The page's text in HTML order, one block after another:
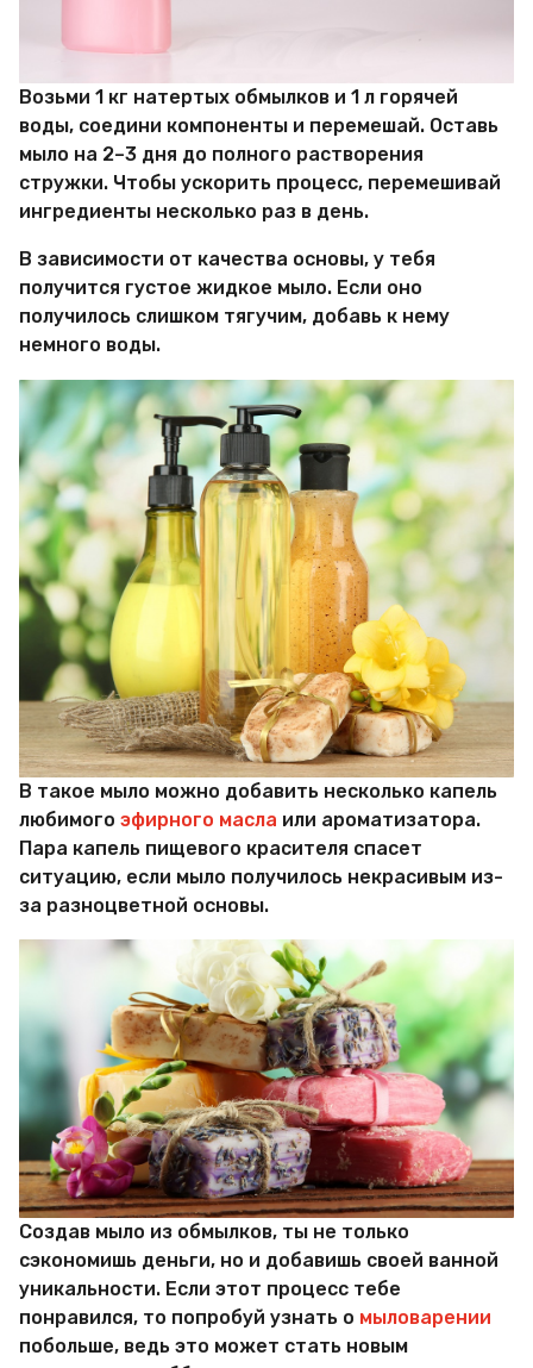
Возьми 1 кг натертых обмылков и 1 л горячей
воды, соедини компоненты и перемешай. Оставь
мыло на 2–3 дня до полного растворения
стружки. Чтобы ускорить процесс, перемешивай
ингредиенты несколько раз в день.
В зависимости от качества основы, у тебя
получится густое жидкое мыло. Если оно
получилось слишком тягучим, добавь к нему
немного воды.
В такое мыло можно добавить несколько капель
любимого эфирного масла или ароматизатора.
Пара капель пищевого красителя спасет
ситуацию, если мыло получилось некрасивым из-
за разноцветной основы.
Создав мыло из обмылков, ты не только
сэкономишь деньги, но и добавишь своей ванной
уникальности. Если этот процесс тебе
понравился, то попробуй узнать о мыловарении
побольше, ведь это может стать новым